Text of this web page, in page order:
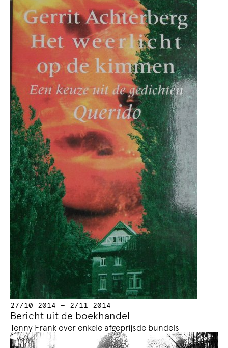
27/10 2014 — 2/11 2014
Bericht uit de boekhandel
Tenny Frank over enkele afgeprijsde bundels